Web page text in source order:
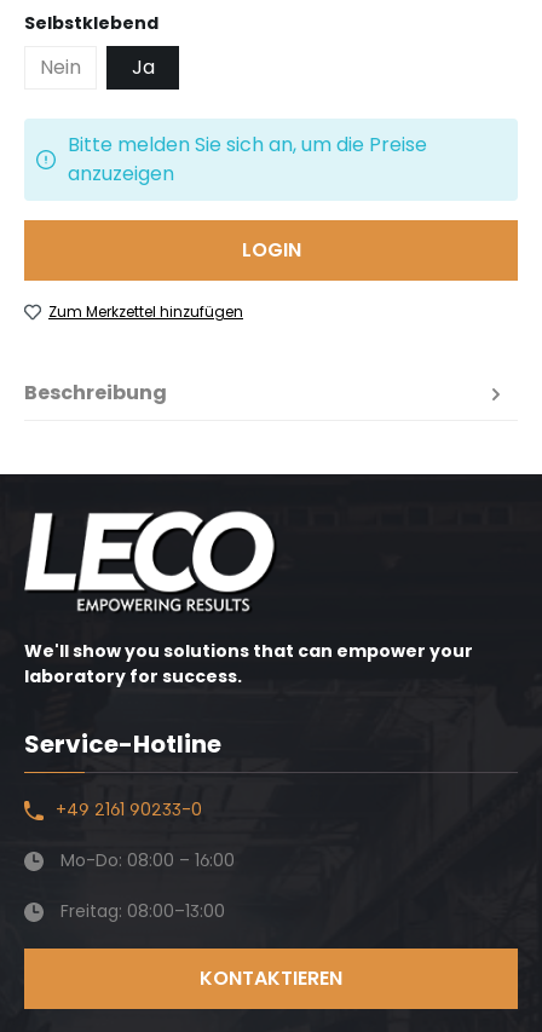
Selbstklebendauswählen
Nein Ja
Bitte melden Sie sich an, um die Preise
anzuzeigen
LOGIN
Zum Merkzettel hinzufügen
Beschreibung
We'll show you solutions that can empower your
laboratory for success.
Service-Hotline
+49 2161 90233-0
Mo-Do: 08:00 – 16:00
Freitag: 08:00–13:00
KONTAKTIEREN